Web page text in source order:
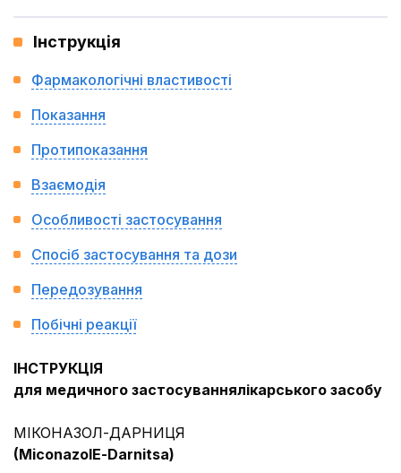
Інструкція
Фармакологічні властивості
Показання
Протипоказання
Взаємодія
Особливості застосування
Спосіб застосування та дози
Передозування
Побічні реакції
ІНСТРУКЦІЯ
для медичного застосуваннялікарського засобу
МІКОНАЗОЛ-ДАРНИЦЯ
(MiconazolЕ-Darnitsa)